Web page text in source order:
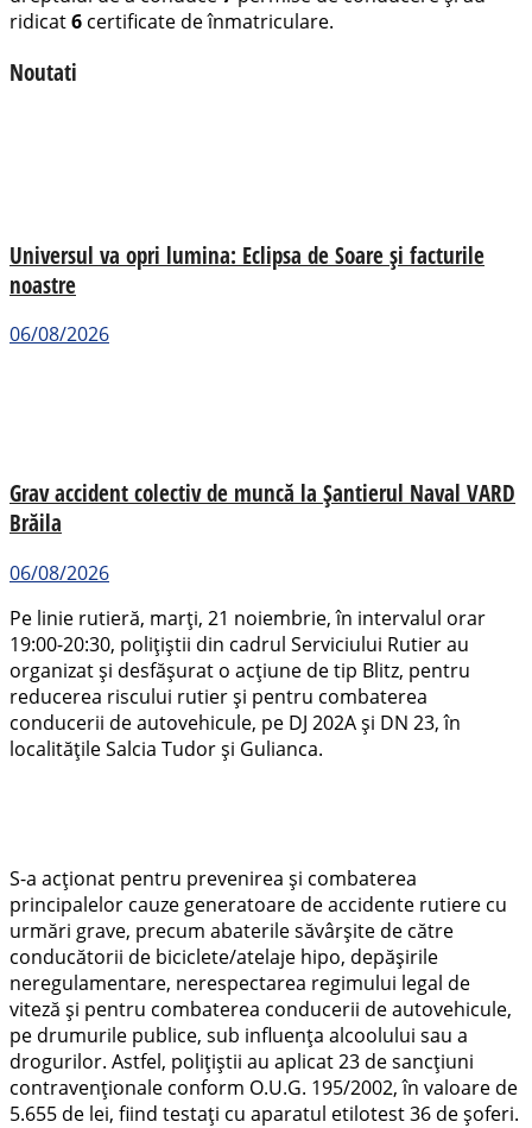
ridicat6 certificate de înmatriculare.
Noutati
Universul va opri lumina: Eclipsa de Soare și facturile
noastre
06/08/2026
Grav accident colectiv de muncă la Șantierul Naval VARD
Brăila
06/08/2026
Pe linie rutieră, marți, 21 noiembrie, în intervalul orar
19:00-20:30, polițiștii din cadrul Serviciului Rutier au
organizat și desfășurat o acțiune de tip Blitz, pentru
reducerea riscului rutier și pentru combaterea
conducerii de autovehicule, pe DJ 202A și DN 23, în
localitățile Salcia Tudor și Gulianca.
S-a acționat pentru prevenirea și combaterea
principalelor cauze generatoare de accidente rutiere cu
urmări grave, precum abaterile săvârșite de către
conducătorii de biciclete/atelaje hipo, depășirile
neregulamentare, nerespectarea regimului legal de
viteză și pentru combaterea conducerii de autovehicule,
pe drumurile publice, sub influența alcoolului sau a
drogurilor. Astfel, polițiștii au aplicat 23 de sancțiuni
contravenționale conform O.U.G. 195/2002, în valoare de
5.655 de lei, fiind testați cu aparatul etilotest 36 de șoferi.